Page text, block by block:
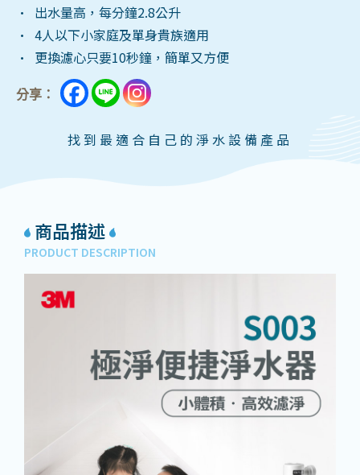
• 出水量高，每分鐘2.8公升
• 4人以下小家庭及單身貴族適用
• 更換濾心只要10秒鐘，簡單又方便
分享：
找到最適合自己的淨水設備產品
商品描述
PRODUCT DESCRIPTION